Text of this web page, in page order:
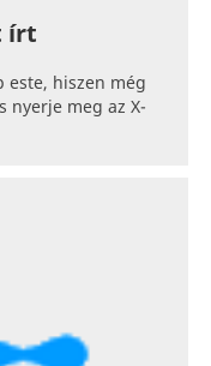
írt
este, hiszen még
nyerje meg az X-